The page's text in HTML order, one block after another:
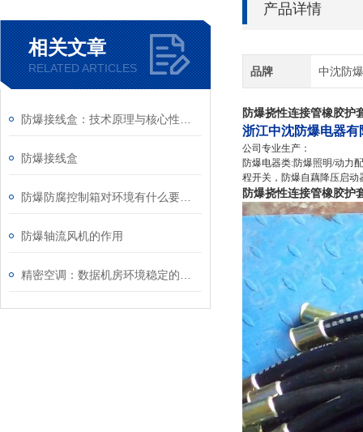
相关文章
RELATED ARTICLES
防爆接线盒
防爆轴流风机的作用
产品详情
品牌 中沈防
防爆挠性连接管橡胶护
浙江中沈防爆电器有
公司专业生产：
防爆电器类:防爆照明/动力
程开关，防爆自藕降压启
防爆挠性连接管橡胶护